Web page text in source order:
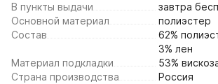
В пункты выдачи
завтра
Основной материал
полиэстер
Состав
62%
3% лен
Материал подкладки
53%
Страна производства
Россия